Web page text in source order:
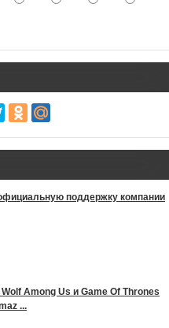
поддержку компании
Among Us и Game Of Thrones
...